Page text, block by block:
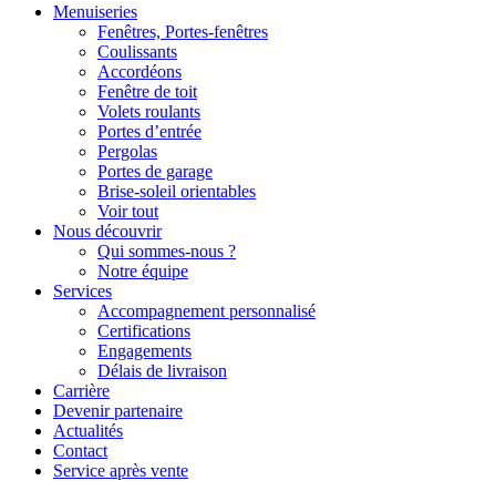
Menuiseries
Fenêtres, Portes-fenêtres
Coulissants
Accordéons
Fenêtre de toit
Volets roulants
Portes d’entrée
Pergolas
Portes de garage
Brise-soleil orientables
Voir tout
Nous découvrir
Qui sommes-nous ?
Notre équipe
Services
Accompagnement personnalisé
Certifications
Engagements
Délais de livraison
Carrière
Devenir partenaire
Actualités
Contact
Service après vente